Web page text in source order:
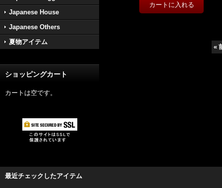
Japanese House
Japanese Others
夏物アイテム
ショッピングカート
カートは空です。
«
最近チェックしたアイテム